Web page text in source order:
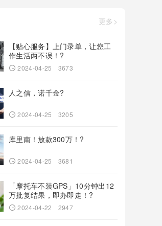
更多>
【贴心服务】上门录单，让您工
作生活两不误！?
2024-04-25 3673
人之信，诺千金?
2024-04-25 3205
库里南！放款300万！?
2024-04-25 3681
「摩托车不装GPS」10分钟出12
万批复结果，即办即走！?
2024-04-22 2947